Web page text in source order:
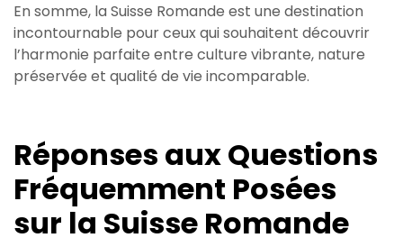
En somme, la Suisse Romande est une destination
incontournable pour ceux qui souhaitent découvrir
l’harmonie parfaite entre culture vibrante, nature
préservée et qualité de vie incomparable.
Réponses aux Questions
Fréquemment Posées
sur la Suisse Romande